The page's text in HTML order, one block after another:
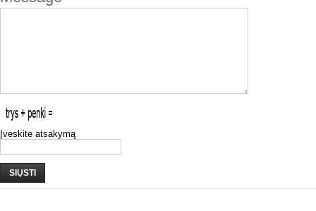
Įveskite atsakymą
SIŲSTI